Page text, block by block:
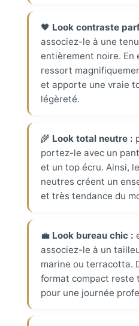
🖤 Look contraste
associez-le à une
entièrement noire. En
ressort
et apporte une vraie
légèreté.
🌾 Look total neutre :
portez-le avec un
et un top écru. Ainsi,
neutres créent un
et très tendance du
💼 Look bureau chic :
associez-le à un
marine ou terracotta.
format compact reste
pour une journée